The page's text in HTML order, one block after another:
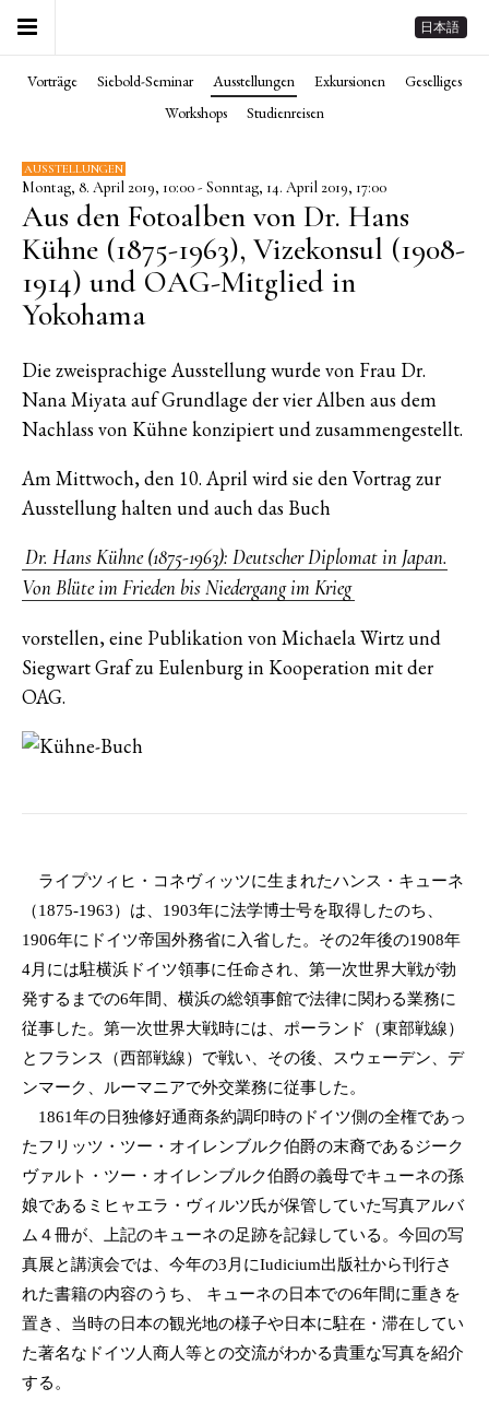
日本語
Vorträge Siebold-Seminar Ausstellungen Exkursionen
Geselliges
Workshops
Studienreisen
AUSSTELLUNGEN
Montag, 8. April 2019, 10:00 - Sonntag, 14. April 2019, 17:00
Aus den Fotoalben von Dr. Hans
Kühne (1875-1963), Vizekonsul (1908-
1914) und OAG-Mitglied in
Yokohama
Die zweisprachige Ausstellung wurde von Frau Dr.
Nana Miyata auf Grundlage der vier Alben aus dem
Nachlass von Kühne konzipiert und zusammengestellt.
Am Mittwoch, den 10. April wird sie den Vortrag zur
Ausstellung halten und auch das Buch
Dr. Hans Kühne (1875-1963): Deutscher Diplomat in Japan.
Von Blüte im Frieden bis Niedergang im Krieg
vorstellen, eine Publikation von Michaela Wirtz und
Siegwart Graf zu Eulenburg in Kooperation mit der
OAG.
ライプツィヒ・コネヴィッツに生まれたハンス・キューネ
（1875-1963）は、1903年に法学博士号を取得したのち、
1906年にドイツ帝国外務省に入省した。その2年後の1908年
4月には駐横浜ドイツ領事に任命され、第一次世界大戦が勃
発するまでの6年間、横浜の総領事館で法律に関わる業務に
従事した。第一次世界大戦時には、ポーランド（東部戦線）
とフランス（西部戦線）で戦い、その後、スウェーデン、デ
ンマーク、ルーマニアで外交業務に従事した。
1861年の日独修好通商条約調印時のドイツ側の全権であっ
たフリッツ・ツー・オイレンブルク伯爵の末裔であるジーク
ヴァルト・ツー・オイレンブルク伯爵の義母でキューネの孫
娘であるミヒャエラ・ヴィルツ氏が保管していた写真アルバ
ム４冊が、上記のキューネの足跡を記録している。今回の写
真展と講演会では、今年の3月にIudicium出版社から刊行さ
れた書籍の内容のうち、 キューネの日本での6年間に重きを
置き、当時の日本の観光地の様子や日本に駐在・滞在してい
た著名なドイツ人商人等との交流がわかる貴重な写真を紹介
する。